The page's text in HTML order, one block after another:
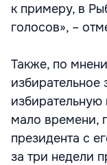
к примеру, в
голосов», –
Также, по
избирательное
мало времени,
президента с
за три недели